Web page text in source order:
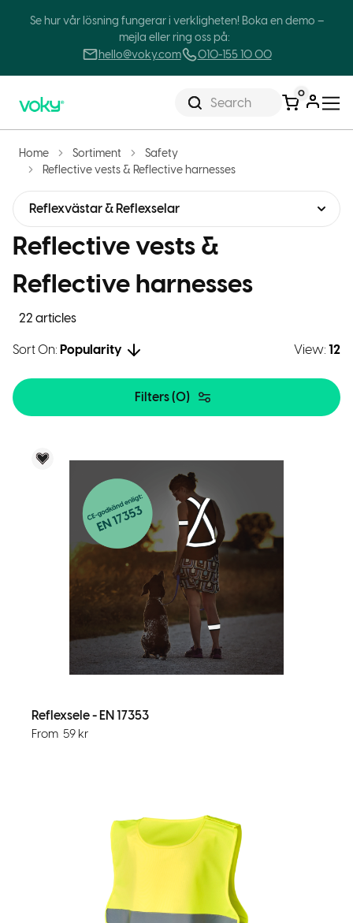
Se hur vår lösning fungerar i verkligheten! Boka en demo –
mejla eller ring oss på:
hello@voky.com
010-155 10 00
Search
0
Home Sortiment
Safety
Reflective vests & Reflective harnesses
Reflexvästar & Reflexselar
22 articles
Reflective vests &
Reflective harnesses
Sort On: Popularity View: 12
Filters (0)
Voky Rekommenderar
Reflexsele - EN 17353
From 59 kr